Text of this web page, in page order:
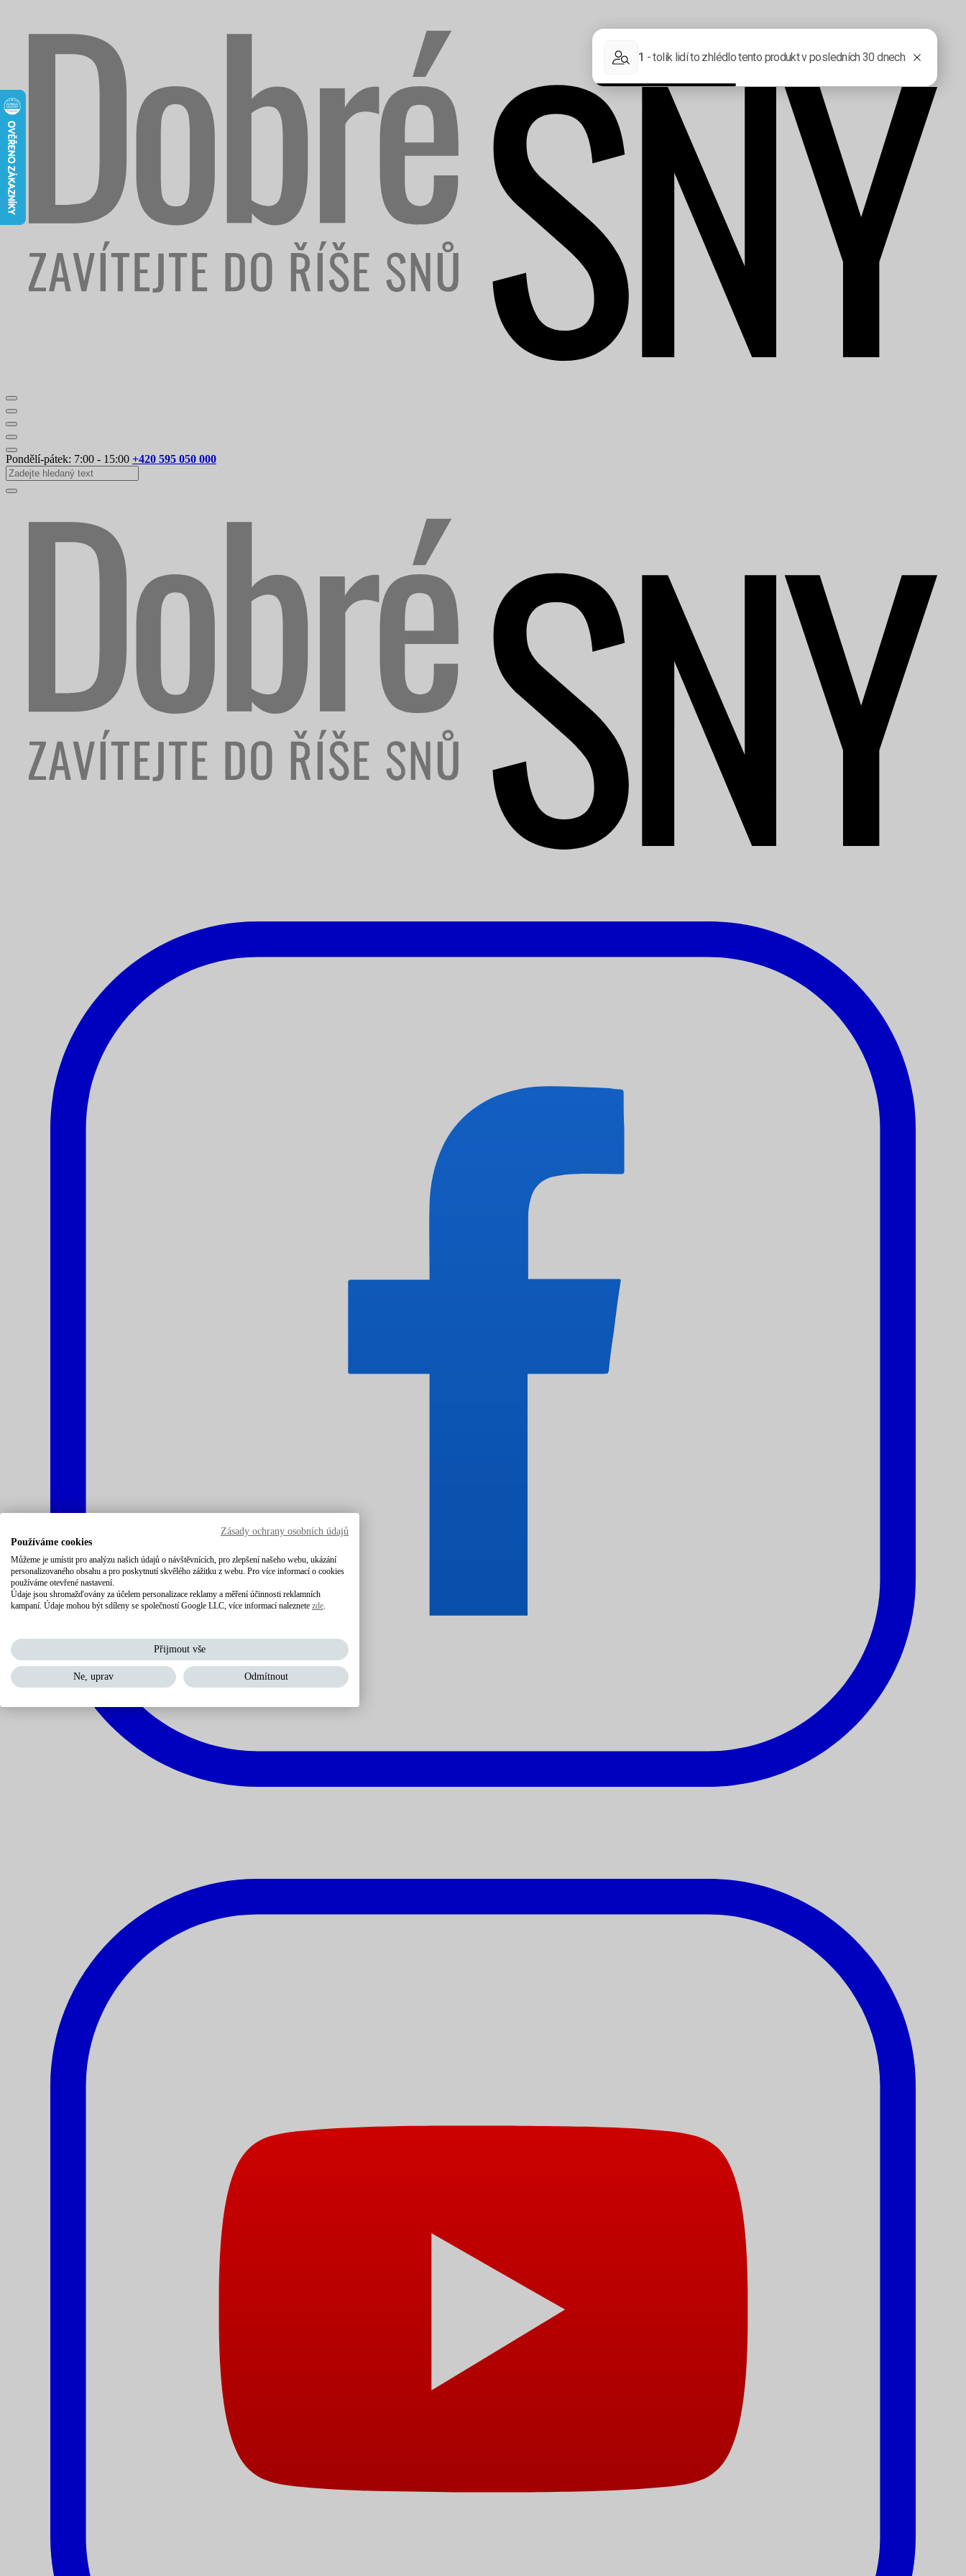
Pondělí-pátek: 7:00 - 15:00 +420 595 050 000
Zásady ochrany osobních údajů
Používáme cookies
Můžeme je umístit pro analýzu našich údajů o návštěvnících, pro zlepšení našeho webu, ukázání
personalizovaného obsahu a pro poskytnutí skvělého zážitku z webu. Pro více informací o cookies
používáme otevřené nastavení.
Údaje jsou shromažďovány za účelem personalizace reklamy a měření účinnosti reklamních
kampaní. Údaje mohou být sdíleny se společností Google LLC, více informací naleznete zde.
Přijmout vše
Ne, uprav Odmítnout